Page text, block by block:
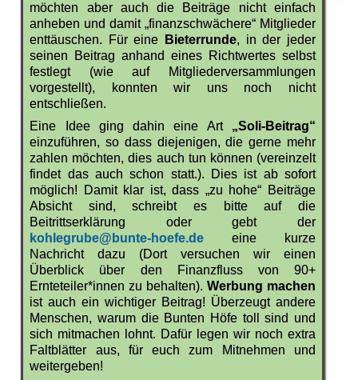
möchten aber auch die Beiträge nicht einfach
anheben und damit „finanzschwächere“ Mitglieder
enttäuschen. Für eine
Bieterrunde, in der jeder
seinen Beitrag anhand eines Richtwertes selbst
festlegt (wie auf Mitgliederversammlungen
vorgestellt), konnten wir uns noch nicht
entschließen.
Eine Idee ging dahin eine Art „Soli-Beitrag“
einzuführen, so dass diejenigen, die gerne mehr
zahlen möchten, dies auch tun können (vereinzelt
findet das auch schon statt.). Dies ist ab sofort
möglich! Damit klar ist, dass „zu hohe“ Beiträge
Absicht sind, schreibt es bitte auf die
Beitrittserklärung oder gebt der
kohlegrube@bunte-hoefe.de eine kurze
Nachricht dazu (Dort versuchen wir einen
Überblick über den Finanzfluss von 90+
Ernteteiler*innen zu behalten). Werbung machen
ist auch ein wichtiger Beitrag! Überzeugt andere
Menschen, warum die Bunten Höfe toll sind und
sich mitmachen lohnt. Dafür legen wir noch extra
Faltblätter aus, für euch zum Mitnehmen und
weitergeben!